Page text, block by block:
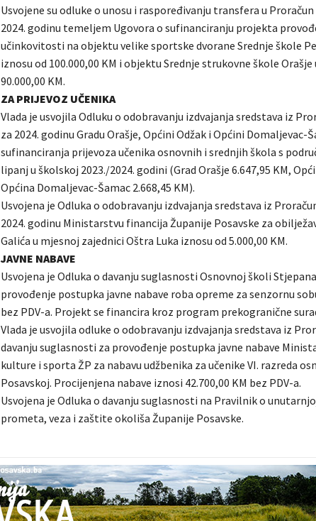
Usvojene su odluke o unosu i raspoređivanju transfera u
2024. godinu temeljem Ugovora o sufinanciranju projekta
učinkovitosti na objektu velike sportske dvorane Srednje škole
iznosu od 100.000,00 KM i objektu Srednje strukovne škole Orašje
90.000,00 KM.
ZA PRIJEVOZ UČENIKA
Vlada je usvojila Odluku o odobravanju izdvajanja sredstava iz
za 2024. godinu Gradu Orašje, Općini Odžak i Općini Domaljevac-
sufinanciranja prijevoza učenika osnovnih i srednjih škola s
lipanj u školskoj 2023./2024. godini (Grad Orašje 6.647,95 KM,
Općina Domaljevac-Šamac 2.668,45 KM).
Usvojena je Odluka o odobravanju izdvajanja sredstava iz
2024. godinu Ministarstvu financija Županije Posavske za
Galića u mjesnoj zajednici Oštra Luka iznosu od 5.000,00 KM.
JAVNE NABAVE
Usvojena je Odluka o davanju suglasnosti Osnovnoj školi
provođenje postupka javne nabave roba opreme za senzornu
bez PDV-a. Projekt se financira kroz program prekogranične
Vlada je usvojila odluke o odobravanju izdvajanja sredstava iz
davanju suglasnosti za provođenje postupka javne nabave
kulture i sporta ŽP za nabavu udžbenika za učenike VI. razreda
Posavskoj. Procijenjena nabave iznosi 42.700,00 KM bez PDV-a.
Usvojena je Odluka o davanju suglasnosti na Pravilnik o
prometa, veza i zaštite okoliša Županije Posavske.